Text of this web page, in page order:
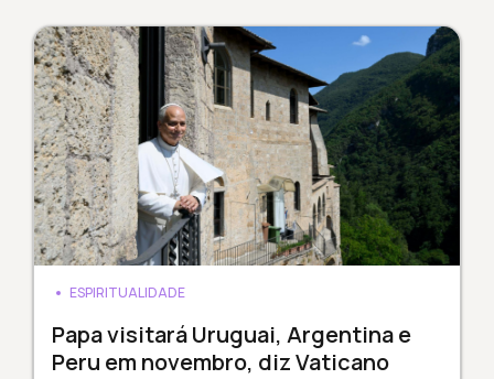
ESPIRITUALIDADE
Papa visitará Uruguai, Argentina e
Peru em novembro, diz Vaticano